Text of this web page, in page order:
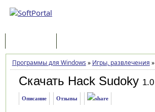
Программы для Windows » Игры, развлечения »
Скачать Hack Sudoky 1.0
Описание Отзывы